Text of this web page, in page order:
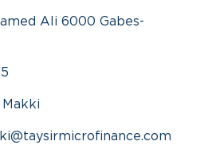
Ali 6000 Gabes-
Makki